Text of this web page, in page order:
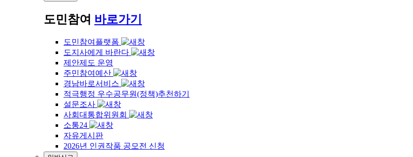
도민참여 바로가기
도민참여플랫폼
도지사에게 바란다
제안제도 운영
주민참여예산
경남바로서비스
적극행정 우수공무원(정책)추천하기
설문조사
사회대통합위원회
소통24
자유게시판
2026년 인권작품 공모전 신청